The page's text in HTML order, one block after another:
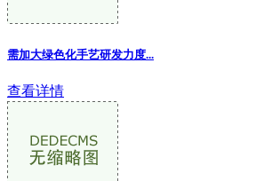
需加大绿色化手艺研发力度...
查看详情